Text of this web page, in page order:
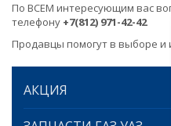
По ВСЕМ интересующим вас
телефону +7(812) 971-42-42
Продавцы помогут в выборе и
АКЦИЯ